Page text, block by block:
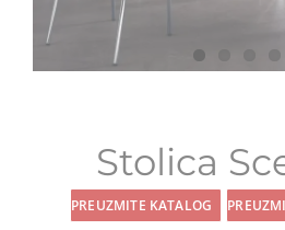
STOLOVI I STOLICE
MULTI-FUNKCIONALNI MODULI
KONTAKT
Stolica
PREUZMITE KATALOG